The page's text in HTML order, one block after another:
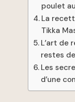
poulet
La
Tikka
L’art de
restes
Les
d’une